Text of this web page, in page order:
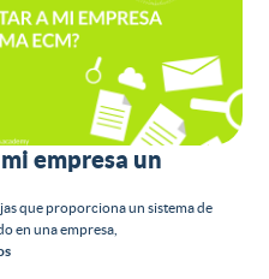
empresa un
que proporciona un sistema de
en una empresa,